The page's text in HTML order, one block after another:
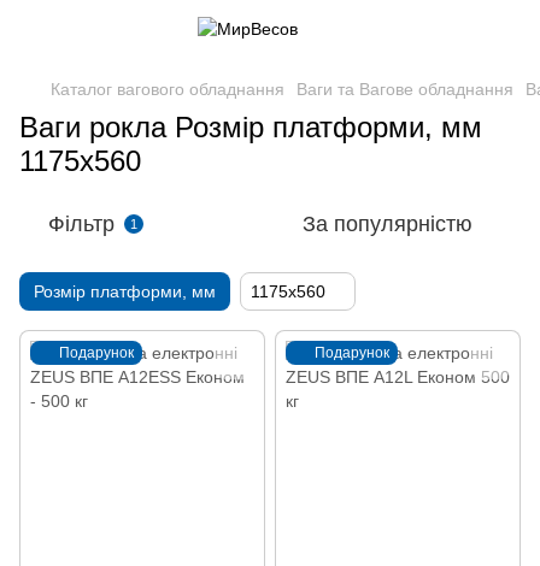
Каталог вагового обладнання Ваги та Вагове обладнання
Ваги рокла Розмір платформи, мм
1175х560
Фільтр 1 За популярністю
Розмір платформи, мм 1175х560
Подарунок Подарунок